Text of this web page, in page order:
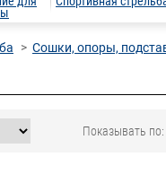
Сошки, опоры,
Показывать по: